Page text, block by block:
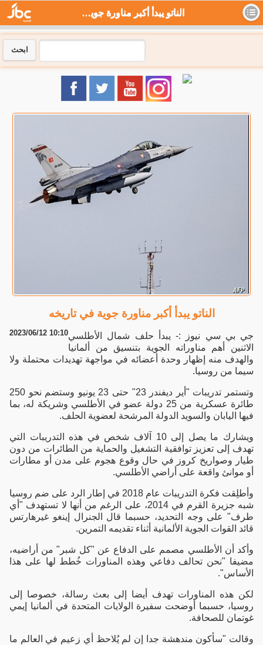
الناتو يبدأ أكبر مناورة جوية في تاريخه - جي بي سي نيوز
ابحث
الناتو يبدأ أكبر مناورة جوية في تاريخه
2023/06/12 10:10جي بي سي نيوز :- يبدأ حلف شمال الأطلسي
الاثنين أهم مناوراته الجوية بتنسيق من ألمانيا
والهدف منه إظهار وحدة أعضائه في مواجهة تهديدات محتملة ولا
سيما من روسيا.
وتستمر تدريبات "أير ديفندر 23" حتى 23 يونيو وستضم نحو 250
طائرة عسكرية من 25 دولة عضو في الأطلسي وشريكة له، بما
فيها اليابان والسويد الدولة المرشحة لعضوية الحلف.
ويشارك ما يصل إلى 10 آلاف شخص في هذه التدريبات التي
تهدف إلى تعزيز توافقية التشغيل والحماية من الطائرات من دون
طيار وصواريخ كروز في حال وقوع هجوم على مدن أو مطارات
أو موانئ واقعة على أراضي الأطلسي.
وأطلِقت فكرة التدريبات عام 2018 في إطار الرد على ضم روسيا
شبه جزيرة القرم في 2014، على الرغم من أنها لا تستهدف "أي
طرف" على وجه التحديد، حسبما قال الجنرال إينغو غيرهارتس
قائد القوات الجوية الألمانية أثناء تقديمه التمرين.
وأكد أن الأطلسي مصمم على الدفاع عن "كل شبر" من أراضيه،
مضيفا "نحن تحالف دفاعي وهذه المناورات خُطط لها على هذا
الأساس".
لكن هذه المناورات تهدف أيضا إلى بعث رسالة، خصوصا إلى
روسيا، حسبما أوضحت سفيرة الولايات المتحدة في ألمانيا إيمي
غوتمان للصحافة.
وقالت "سأكون مندهشة جدا إن لم يُلاحظ أي زعيم في العالم ما